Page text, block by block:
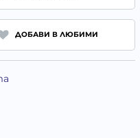
ДОБАВИ В ЛЮБИМИ